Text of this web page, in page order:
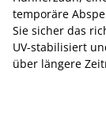
temporäre
Sie sicher das
UV-stabilisiert
über längere